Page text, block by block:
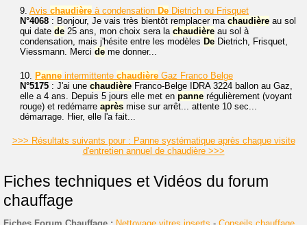
9. Avis chaudière à condensation De Dietrich ou Frisquet
N°4068 : Bonjour, Je vais très bientôt remplacer ma chaudière au sol
qui date de 25 ans, mon choix sera la chaudière au sol à
condensation, mais j'hésite entre les modèles De Dietrich, Frisquet,
Viessmann. Merci de me donner...
10. Panne intermittente chaudière Gaz Franco Belge
N°5175 : J'ai une chaudière Franco-Belge IDRA 3224 ballon au Gaz,
elle a 4 ans. Depuis 5 jours elle met en panne régulièrement (voyant
rouge) et redémarre après mise sur arrêt... attente 10 sec...
démarrage. Hier, elle l'a fait...
>>> Résultats suivants pour : Panne systématique après chaque visite
d'entretien annuel de chaudière >>>
Fiches techniques et Vidéos du forum
chauffage